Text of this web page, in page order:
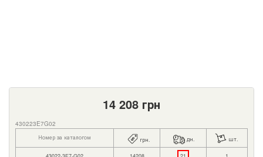
14 208 грн
430223E7G02
Номер за каталогом грн. дн. шт.